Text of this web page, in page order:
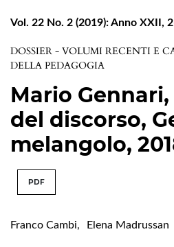
Vol. 22 No. 2 (2019): Anno XXII,
DOSSIER - VOLUMI RECENTI E
DELLA PEDAGOGIA
Mario
del discorso,
melangolo,
PDF
Franco Cambi, Elena Madrussan